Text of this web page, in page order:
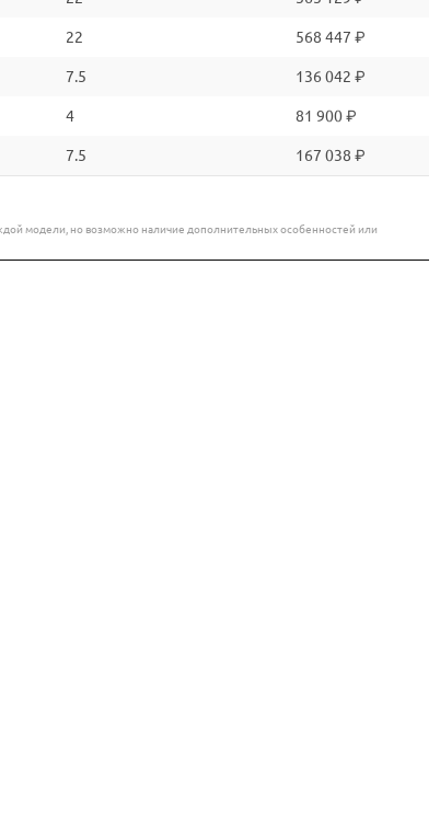
22 568 447 ₽
7.5 136 042 ₽
4 81 900 ₽
7.5 167 038 ₽
модели, но возможно наличие дополнительных особенностей или